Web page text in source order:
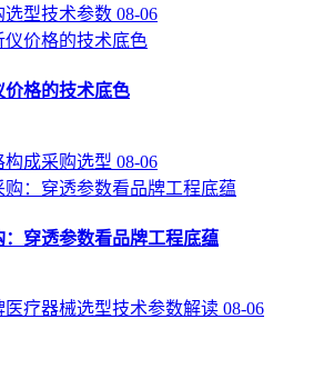
选型技术参数 08-06
格的技术底色
构成采购选型 08-06
穿透参数看品牌工程底蕴
医疗器械选型技术参数解读 08-06